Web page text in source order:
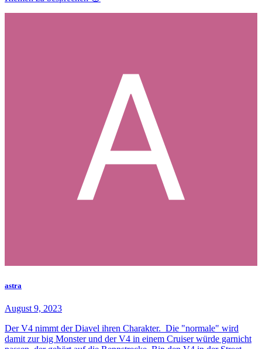
astra
August 9, 2023
Der V4 nimmt der Diavel ihren Charakter. Die "normale" wird
damit zur big Monster und der V4 in einem Cruiser würde garnicht